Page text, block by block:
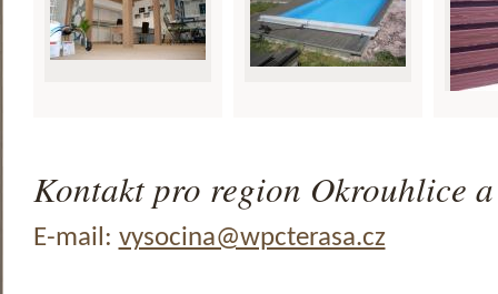
Kontakt pro region Okrouhlice
E-mail: vysocina@wpcterasa.cz